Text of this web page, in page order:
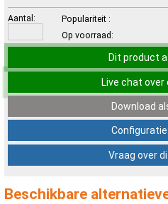
Aantal:
Populariteit :
Op voorraad:
Dit product
Live chat
Download
Vraag over
Beschikbare